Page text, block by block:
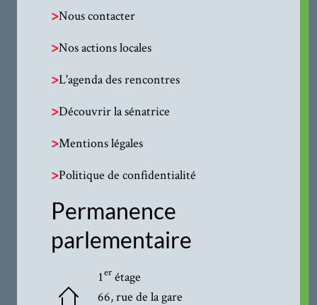
>Nous contacter
>Nos actions locales
>L'agenda des rencontres
>Découvrir la sénatrice
>Mentions légales
>Politique de confidentialité
Permanence
parlementaire
1erétage
66, rue de la gare